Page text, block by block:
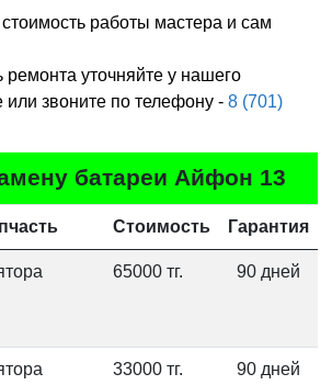
работы мастера и сам
ремонта уточняйте у нашего
звоните по телефону - 8 (701)
батареи Айфон 13
Стоимость Гарантия
65000 тг. 90 дней
33000 тг. 90 дней